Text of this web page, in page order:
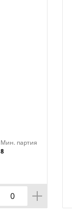
Мин. партия
8